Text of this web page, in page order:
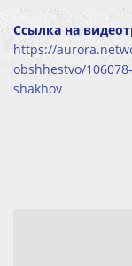
Ссылка на
https://
obshhestvo/
shakhov